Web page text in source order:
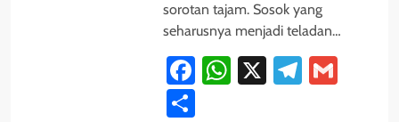
sorotan tajam. Sosok yang
seharusnya menjadi teladan…
Facebook
WhatsApp
X
Share